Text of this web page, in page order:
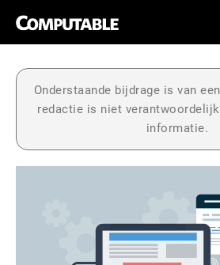
Onderstaande bijdrage is van
redactie is niet
informatie.